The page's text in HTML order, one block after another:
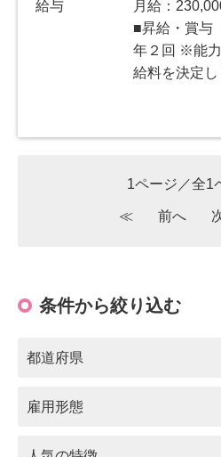
給与
月給：
■昇給・賞与
年２回 ※能
給料を決定し
1ページ／全1
≪ 前へ
条件から絞り込む
都道府県
雇用形態